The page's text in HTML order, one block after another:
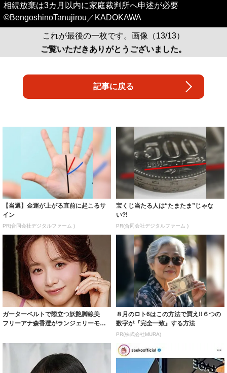
相続放棄は3カ月以内に家庭裁判所へ申述が必要
©BengoshinoTanujirou／KADOKAWA
これが最後の一枚です。画像（13/13）
ご覧いただきありがとうございました。
記事に戻る
【当選】金運が上がる直前に起こるサ
イン
PR(合同会社デジタルファーム )
宝くじ当たる人は“たまたま”じゃな
い?!
PR(合同会社デジタルファーム )
ガーターベルトで際立つ妖艶脚線美
フリーアナ森香澄がランジェリーモデ
８月のロト6はこの方法で買え!!６つの
数字が『完全一致』する方法
PR(株式会社MURA)